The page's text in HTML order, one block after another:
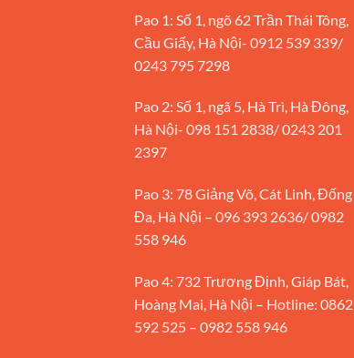
Pao 1: Số 1, ngõ 62 Trần Thái Tông,
Cầu Giấy, Hà Nội- 0912 539 339/
0243 795 7298
Pao 2: Số 1, ngã 5, Hà Trì, Hà Đông,
Hà Nội- 098 151 2838/ 0243 201
2397
Pao 3: 78 Giảng Võ, Cát Linh, Đống
Đa, Hà Nội – 096 393 2636/ 0982
558 946
Pao 4: 732 Trương Định, Giáp Bát,
Hoàng Mai, Hà Nội – Hotline: 0862
592 525 – 0982 558 946